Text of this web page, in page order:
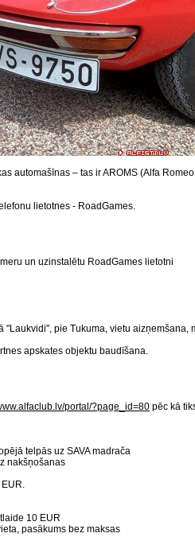
automašīnas – tas ir AROMS (Alfa
lietotnes - RoadGames.
un uzinstalētu RoadGames lietotni
pie Tukuma, vietu
apskates objektu baudīšana.
portal/?page_id=80 pēc kā
telpās uz SAVA madrača
nakšņošanas
10 EUR
pasākums bez maksas